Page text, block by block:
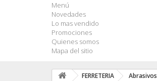
Menú
Novedades
Lo mas vendido
Promociones
Quienes somos
Mapa del sitio
FERRETERIA Abrasivos